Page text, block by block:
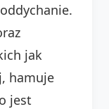
jak
hamuje
jest